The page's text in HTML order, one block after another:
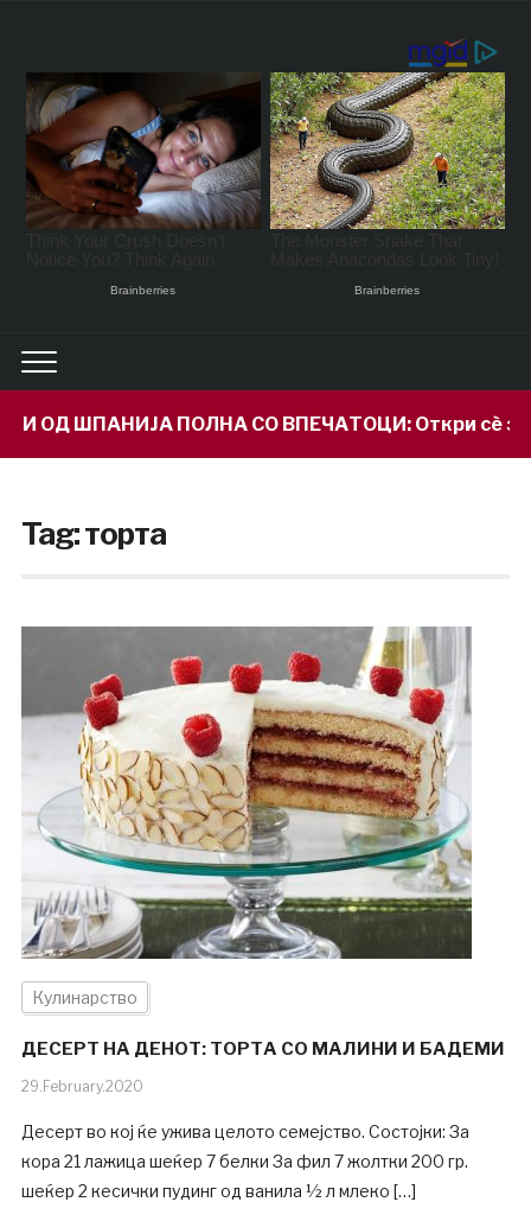
ПОЛНА СО ВПЕЧАТОЦИ: Откри сè за својот
Tag:торта
Кулинарство
ДЕСЕРТ НА ДЕНОТ: ТОРТА СО МАЛИНИ И БАДЕМИ
29.February.2020
Десерт во кој ќе ужива целото семејство. Состојки: За
кора 21 лажица шеќер 7 белки За фил 7 жолтки 200 гр.
шеќер 2 кесички пудинг од ванила ½ л млеко […]